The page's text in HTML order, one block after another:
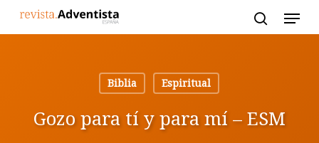
Biblia
Espiritual
Gozo para tí y para mí – ESM